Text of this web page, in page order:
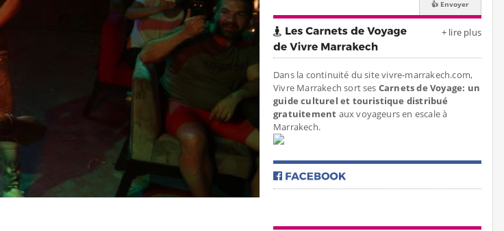
+ lire plus
Dans la continuité du site vivre-marrakech.com,
Vivre Marrakech sort ses Carnets de Voyage: un
guide culturel et touristique distribué
gratuitement aux voyageurs en escale à
Marrakech.